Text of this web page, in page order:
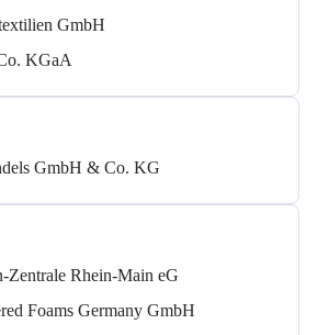
GmbH
KGaA
GmbH & Co. KG
Zentrale Rhein-Main eG
Foams Germany GmbH